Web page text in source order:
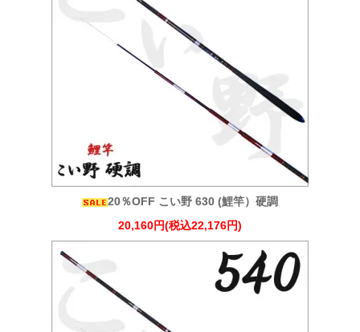
20％OFF こい野 630 (鯉竿）硬調
20,160円(税込22,176円)